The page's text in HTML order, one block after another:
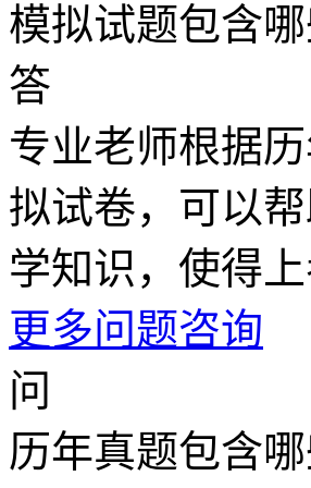
模拟试题包含哪
答
专业老师根据
拟试卷，可以
学知识，使得
更多问题咨询
问
历年真题包含哪